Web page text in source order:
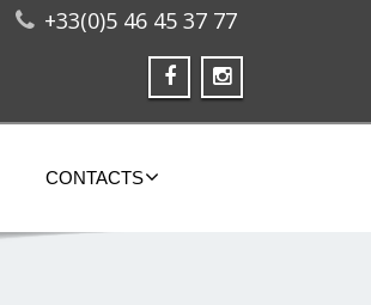
+33(0)5 46 45 37 77
CONTACTS